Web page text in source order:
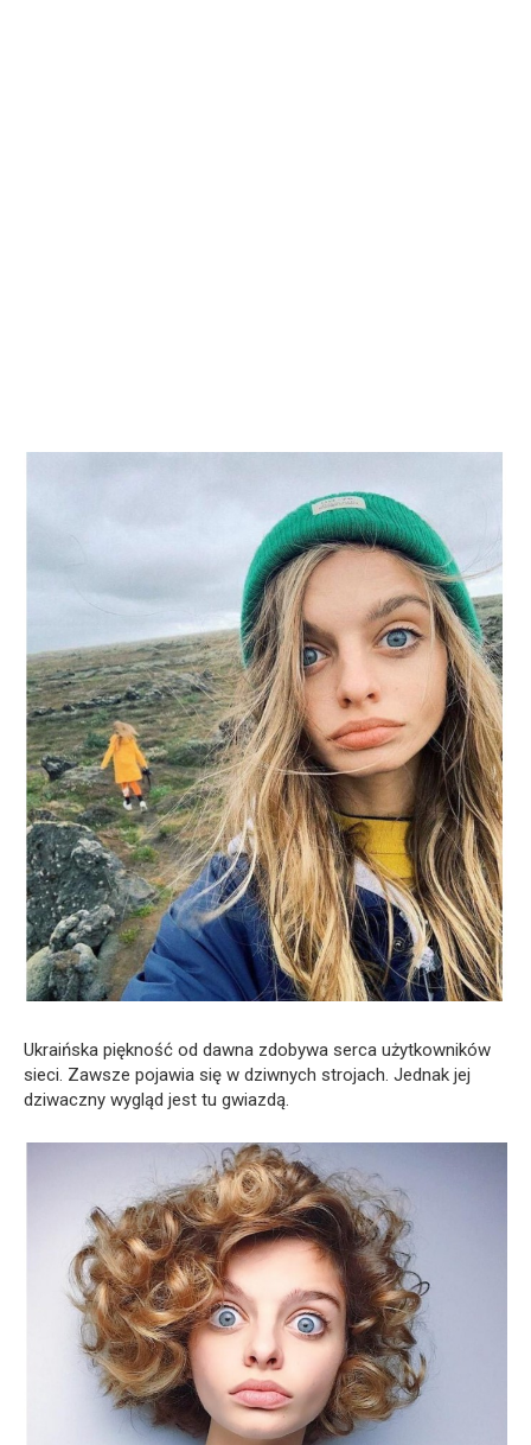
Ukraińska piękność od dawna zdobywa serca użytkowników
sieci. Zawsze pojawia się w dziwnych strojach. Jednak jej
dziwaczny wygląd jest tu gwiazdą.